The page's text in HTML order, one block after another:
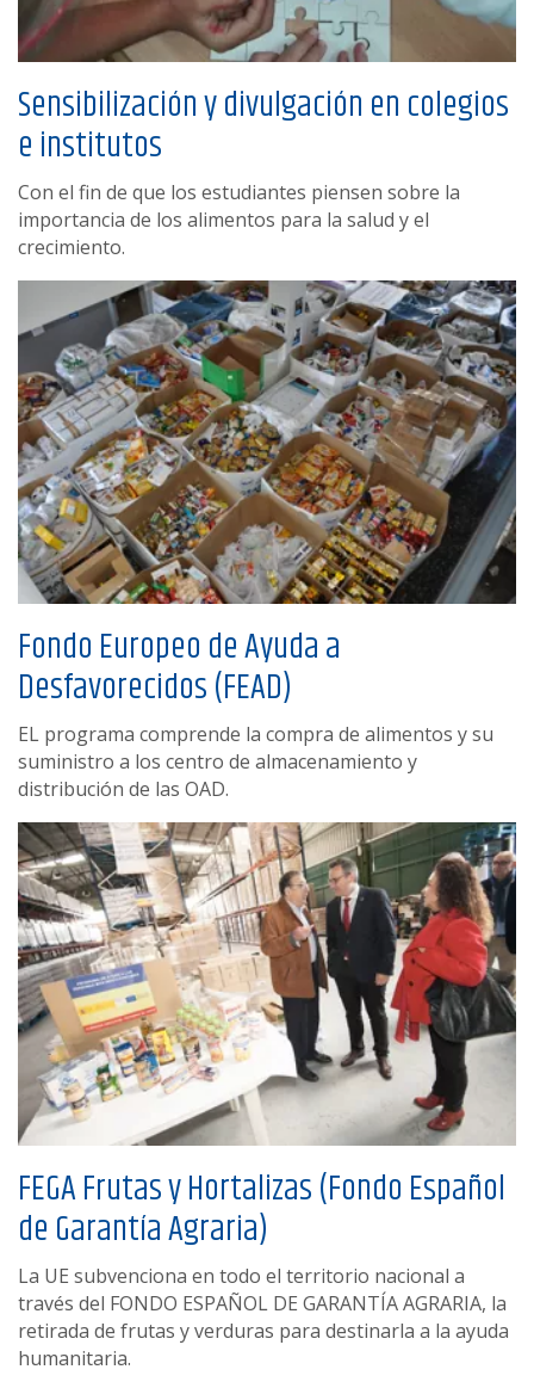
Sensibilización y divulgación en colegios
e institutos
Con el fin de que los estudiantes piensen sobre la
importancia de los alimentos para la salud y el
crecimiento.
Fondo Europeo de Ayuda a
Desfavorecidos (FEAD)
EL programa comprende la compra de alimentos y su
suministro a los centro de almacenamiento y
distribución de las OAD.
FEGA Frutas y Hortalizas (Fondo Español
de Garantía Agraria)
La UE subvenciona en todo el territorio nacional a
través del FONDO ESPAÑOL DE GARANTÍA AGRARIA, la
retirada de frutas y verduras para destinarla a la ayuda
humanitaria.